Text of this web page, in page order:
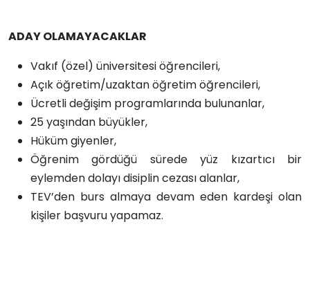
ADAY OLAMAYACAKLAR
Vakıf (özel) üniversitesi öğrencileri,
Açık öğretim/uzaktan öğretim öğrencileri,
Ücretli değişim programlarında bulunanlar,
25 yaşından büyükler,
Hüküm giyenler,
Öğrenim gördüğü sürede yüz kızartıcı bir
eylemden dolayı disiplin cezası alanlar,
TEV’den burs almaya devam eden kardeşi olan
kişiler başvuru yapamaz.